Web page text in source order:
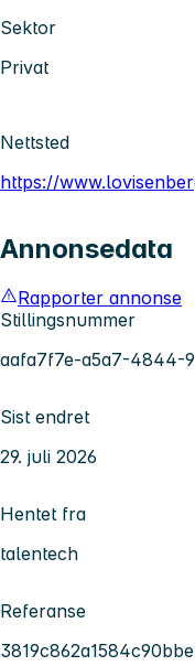
Sektor
Privat
Nettsted
https://
Annonsedata
Rapporter annonse
Stillingsnummer
aafa7f7e-a5a7-4844-
Sist endret
29. juli 2026
Hentet fra
talentech
Referanse